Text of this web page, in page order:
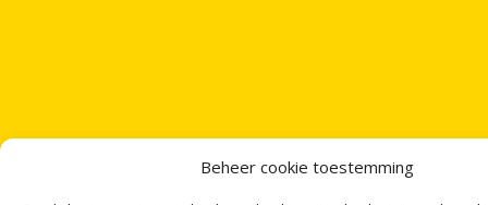
Beheer cookie toestemming